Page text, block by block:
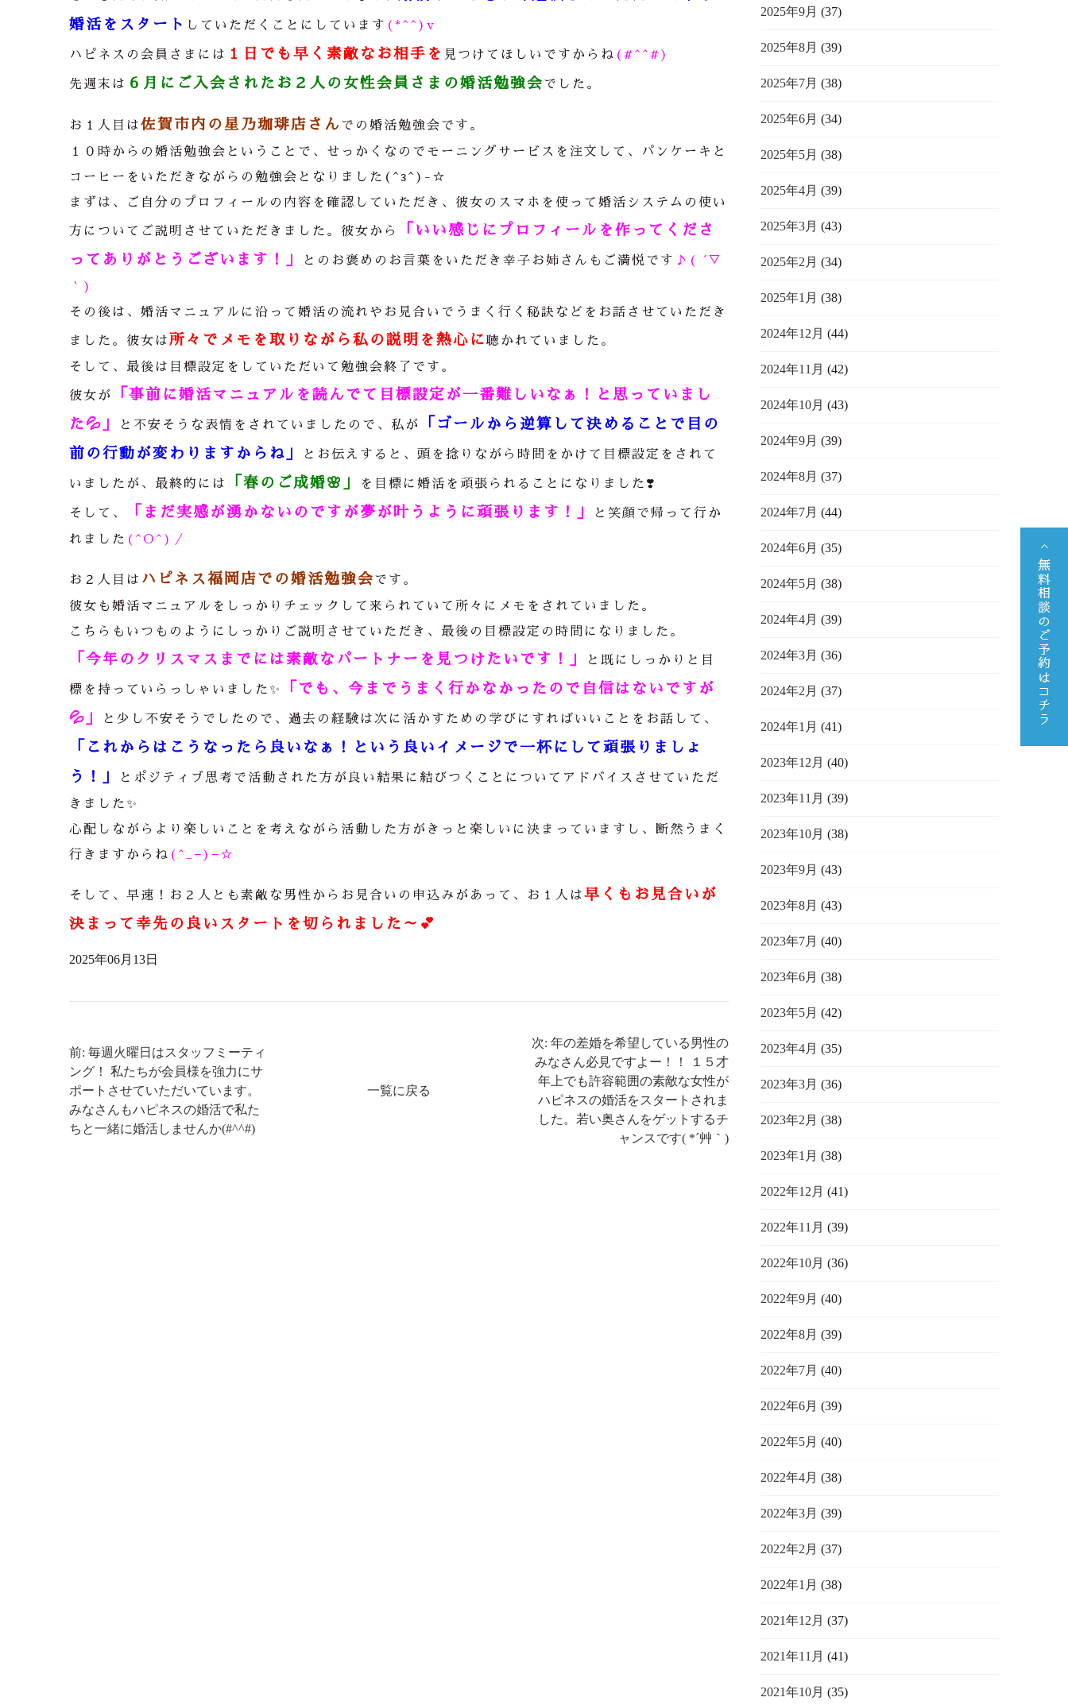
婚活をスタート していただくことにしています (*^^)v
ハピネスの会員さまには １日でも早く素敵なお相手を 見つけてほしいですからね (#^^#)
先週末は ６月にご入会されたお２人の女性会員さまの婚活勉強会でした。
お１人目は佐賀市内の星乃珈琲店さん での婚活勉強会です。
１０時からの婚活勉強会ということで、せっかくなのでモーニングサービスを注文して、パンケーキと
コーヒーをいただきながらの勉強会となりました(^з^)-☆
まずは、ご自分のプロフィールの内容を確認していただき、彼女のスマホを使って婚活システムの使い
方についてご説明させていただきました。彼女から
「いい感じにプロフィールを作ってくださ
ってありがとうございます！」
とのお褒めのお言葉をいただき幸子お姉さんもご満悦です ♪( ´▽
｀)
その後は、婚活マニュアルに沿って婚活の流れやお見合いでうまく行く秘訣などをお話させていただき
ました。彼女は 所々でメモを取りながら私の説明を熱心に聴かれていました。
そして、最後は目標設定をしていただいて勉強会終了です。
彼女が
「事前に婚活マニュアルを読んでて目標設定が一番難しいなぁ！と思っていまし
た 💦 」 と不安そうな表情をされていましたので、私が
「ゴールから逆算して決めることで目の
前の行動が変わりますからね」
とお伝えすると、頭を捻りながら時間をかけて目標設定をされて
いましたが、最終的には 「春のご成婚🌸 」 を目標に婚活を頑張られることになりました❣️
そして、 「まだ実感が湧かないのですが夢が叶うように頑張ります！」 と笑顔で帰って行か
れました (^O^)／
お２人目は ハピネス福岡店での婚活勉強会です。
彼女も婚活マニュアルをしっかりチェックして来られていて所々にメモをされていました。
こちらもいつものようにしっかりご説明させていただき、最後の目標設定の時間になりました。
「今年のクリスマスまでには素敵なパートナーを見つけたいです！」 と既にしっかりと目
標を持っていらっしゃいました ✨
「でも、今までうまく行かなかったので自信はないですが
💦 」 と少し不安そうでしたので、過去の経験は次に活かすための学びにすればいいことをお話して、
「これからはこうなったら良いなぁ！という良いイメージで一杯にして頑張りましょ
う！」
とポジティブ思考で活動された方が良い結果に結びつくことについてアドバイスさせていただ
きました ✨
心配しながらより楽しいことを考えながら活動した方がきっと楽しいに決まっていますし、断然うまく
行きますからね (^_−)−☆
そして、早速！お２人とも素敵な男性からお見合いの申込みがあって、お１人は早くもお見合いが
決まって幸先の良いスタートを切られました～ 💕
2025年06月13日
前: 毎週火曜日はスタッフミーティ
ング！ 私たちが会員様を強力にサ
ポートさせていただいています。
みなさんもハピネスの婚活で私た
ちと一緒に婚活しませんか(#^^#)
一覧に戻る
次: 年の差婚を希望している男性の
みなさん必見ですよー！！ １５才
年上でも許容範囲の素敵な女性が
ハピネスの婚活をスタートされま
した。若い奥さんをゲットするチ
ャンスです( *´艸｀)
2025年9月 (37)
2025年8月 (39)
2025年7月 (38)
2025年6月 (34)
2025年5月 (38)
2025年4月 (39)
2025年3月 (43)
2025年2月 (34)
2025年1月 (38)
2024年12月 (44)
2024年11月 (42)
2024年10月 (43)
2024年9月 (39)
2024年8月 (37)
2024年7月 (44)
2024年6月 (35)
2024年5月 (38)
2024年4月 (39)
2024年3月 (36)
2024年2月 (37)
2024年1月 (41)
2023年12月 (40)
2023年11月 (39)
2023年10月 (38)
2023年9月 (43)
2023年8月 (43)
2023年7月 (40)
2023年6月 (38)
2023年5月 (42)
2023年4月 (35)
2023年3月 (36)
2023年2月 (38)
2023年1月 (38)
2022年12月 (41)
2022年11月 (39)
2022年10月 (36)
2022年9月 (40)
2022年8月 (39)
2022年7月 (40)
2022年6月 (39)
2022年5月 (40)
2022年4月 (38)
2022年3月 (39)
2022年2月 (37)
2022年1月 (38)
2021年12月 (37)
2021年11月 (41)
2021年10月 (35)